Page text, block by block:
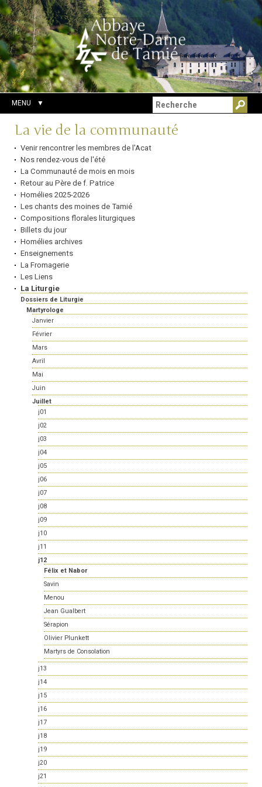
Aller
au
contenu.
|
Aller
à
la
navigation
Outils
personnels
Chercher par
Recherche
avancée…
MENU
Navigation
La vie de la communauté
Venir rencontrer les membres de l'Acat
Nos rendez-vous de l'été
La Communauté de mois en mois
Retour au Père de f. Patrice
Homélies 2025-2026
Les chants des moines de Tamié
Compositions florales liturgiques
Billets du jour
Homélies archives
Enseignements
La Fromagerie
Les Liens
La Liturgie
Dossiers de Liturgie
Martyrologe
Janvier
Février
Mars
Avril
Mai
Juin
Juillet
j01
j02
j03
j04
j05
j06
j07
j08
j09
j10
j11
j12
Félix et Nabor
Savin
Menou
Jean Gualbert
Sérapion
Olivier Plunkett
Martyrs de Consolation
j13
j14
j15
j16
j17
j18
j19
j20
j21